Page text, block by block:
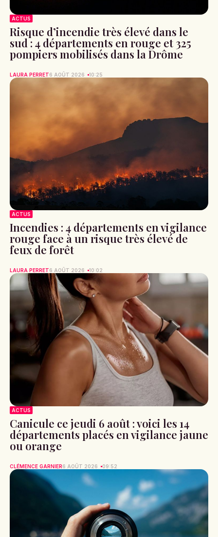
ACTUS
Risque d’incendie très élevé dans le
sud : 4 départements en rouge et 325
pompiers mobilisés dans la Drôme
LAURA PERRET6 AOÛT 2026 10:25
ACTUS
Incendies : 4 départements en vigilance
rouge face à un risque très élevé de
feux de forêt
LAURA PERRET6 AOÛT 2026 10:02
ACTUS
Canicule ce jeudi 6 août : voici les 14
départements placés en vigilance jaune
ou orange
CLÉMENCE GARNIER6 AOÛT 2026 09:52